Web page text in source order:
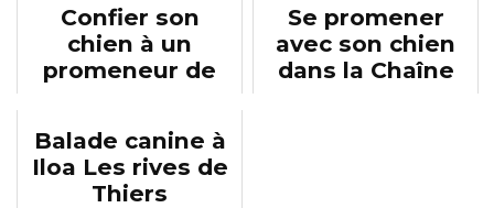
Confier son
chien à un
promeneur de
Se promener
avec son chien
dans la Chaîne
Balade canine à
Iloa Les rives de
Thiers